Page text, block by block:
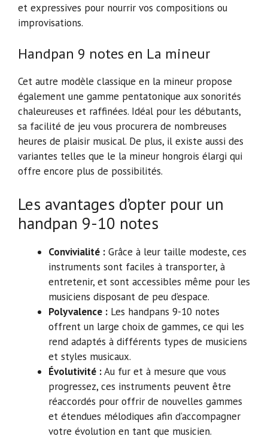
et expressives pour nourrir vos compositions ou
improvisations.
Handpan 9 notes en La mineur
Cet autre modèle classique en la mineur propose
également une gamme pentatonique aux sonorités
chaleureuses et raffinées. Idéal pour les débutants,
sa facilité de jeu vous procurera de nombreuses
heures de plaisir musical. De plus, il existe aussi des
variantes telles que le la mineur hongrois élargi qui
offre encore plus de possibilités.
Les avantages d’opter pour un
handpan 9-10 notes
Convivialité : Grâce à leur taille modeste, ces
instruments sont faciles à transporter, à
entretenir, et sont accessibles même pour les
musiciens disposant de peu d’espace.
Polyvalence : Les handpans 9-10 notes
offrent un large choix de gammes, ce qui les
rend adaptés à différents types de musiciens
et styles musicaux.
Évolutivité :Au fur et à mesure que vous
progressez, ces instruments peuvent être
réaccordés pour offrir de nouvelles gammes
et étendues mélodiques afin d’accompagner
votre évolution en tant que musicien.